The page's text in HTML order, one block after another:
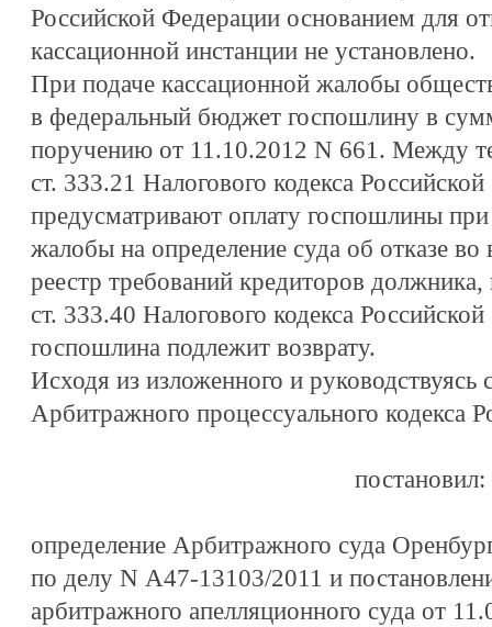
Российской Федерации основанием для
кассационной инстанции не установлено.
При подаче кассационной жалобы
в федеральный бюджет госпошлину в
поручению от 11.10.2012 N 661. Между
ст. 333.21 Налогового кодекса
предусматривают оплату госпошлины при
жалобы на определение суда об отказе
реестр требований кредиторов
ст. 333.40 Налогового кодекса
госпошлина подлежит возврату.
Исходя из изложенного и руководствуясь
Арбитражного процессуального кодекса
постановил:
определение Арбитражного суда
по делу N А47-13103/2011 и
арбитражного апелляционного суда от